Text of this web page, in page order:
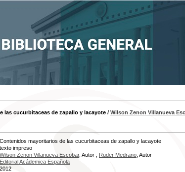
las cucurbitaceas de zapallo y lacayote / Wilson Zenon Villanueva
Contenidos mayoritarios de las cucurbitaceas de zapallo y lacayote
texto impreso
Wilson Zenon Villanueva Escobar, Autor ; Ruder Medrano , Autor
Editorial Acádemica Española
2012